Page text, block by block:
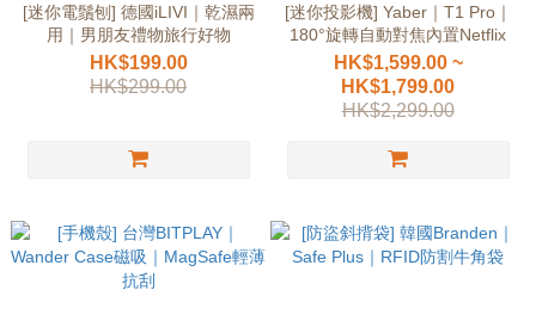
[迷你電鬚刨] 德國iLIVI｜乾濕兩
用｜男朋友禮物旅行好物
HK$199.00
HK$299.00
[迷你投影機] Yaber｜T1 Pro｜
180°旋轉自動對焦內置Netflix
HK$1,599.00 ~
HK$1,799.00
HK$2,299.00